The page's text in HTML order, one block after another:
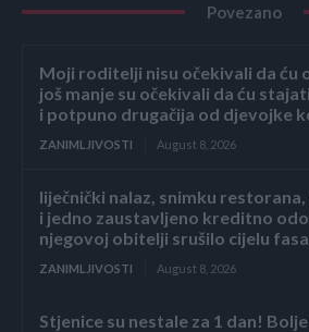
Povezano
Moji roditelji nisu očekivali da
još manje su očekivali da ću
i potpuno drugačija od djevojke
ZANIMLJIVOSTI August 8, 2026
liječnički nalaz, snimku
i jedno zaustavljeno kreditno
njegovoj obitelji srušilo cijelu
ZANIMLJIVOSTI August 8, 2026
Stjenice su nestale za 1 dan!